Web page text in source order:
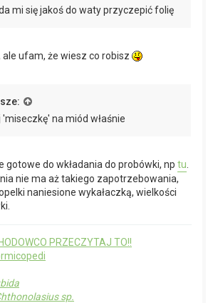
mi się jakoś do waty przyczepić folię
ufam, że wiesz co robisz
na miód właśnie
gotowe do wkładania do probówki, np tu
nie ma aż takiego zapotrzebowania,
naniesione wykałaczką, wielkości
PRZECZYTAJ TO!!
sp.